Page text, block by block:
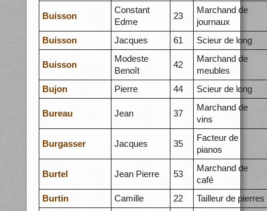
Buisson
Constant
Edme
23
Marchand de
journaux
Buisson
Jacques 61 Scieur de long
Buisson
Modeste
Benoît
42
Marchand de
meubles
Bujon
Pierre 44 Scieur de long
Bureau Jean 37
Marchand de
vins
Burgasser Jacques 35
Facteur de
pianos
Burtel Jean Pierre 53
Marchand de
café
Burtin
Camille 22 Tailleur de pierres